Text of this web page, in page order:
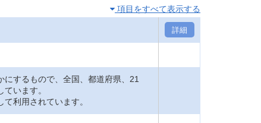
項目をすべて表示する
詳細
するもので、全国、都道府県、21
います。
利用されています。